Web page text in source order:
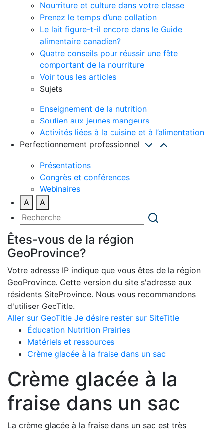
Nourriture et culture dans votre classe
Prenez le temps d’une collation
Le lait figure-t-il encore dans le Guide
alimentaire canadien?
Quatre conseils pour réussir une fête
comportant de la nourriture
Voir tous les articles
Sujets
Enseignement de la nutrition
Soutien aux jeunes mangeurs
Activités liées à la cuisine et à l’alimentation
Perfectionnement professionnel
Présentations
Congrès et conférences
Webinaires
A
A
Êtes-vous de la région
GeoProvince?
Votre adresse IP indique que vous êtes de la région
GeoProvince. Cette version du site s'adresse aux
résidents SiteProvince. Nous vous recommandons
d'utiliser GeoTitle.
Aller sur GeoTitle Je désire rester sur SiteTitle
Éducation Nutrition Prairies
Matériels et ressources
Crème glacée à la fraise dans un sac
Crème glacée à la
fraise dans un sac
La crème glacée à la fraise dans un sac est très